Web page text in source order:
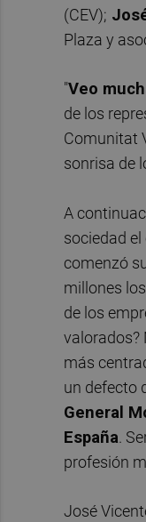
(CEV);
Plaza y
"Veo
de los
Comunitat
sonrisa de
A
sociedad
comenzó
millones
de los
valorados?
más
un defecto
General
España.
profesión
José